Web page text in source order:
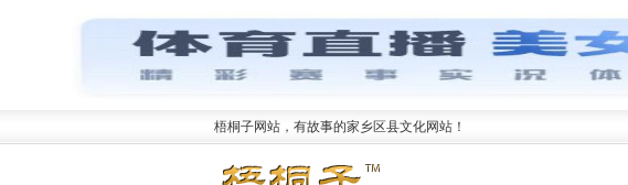
梧桐子网站，有故事的家乡区县文化网站！